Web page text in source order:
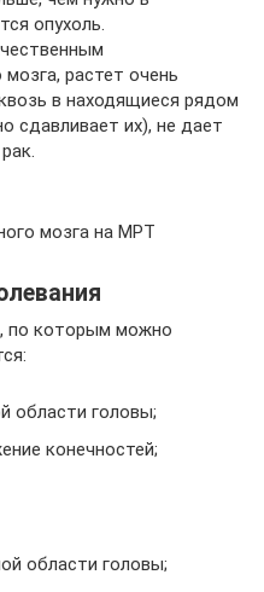
опухоль.
растет очень
в находящиеся рядом
сдавливает их), не дает
мозга на МРТ
по которым можно
области головы;
конечностей;
области головы;